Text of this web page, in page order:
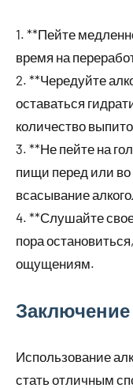
1. **Пейте
время на
2. **Чередуйте
оставаться
количество
3. **Не пейте на
пищи перед или
всасывание
4. **Слушайте
пора
ощущениям.
Заключение
Использование
стать отличным